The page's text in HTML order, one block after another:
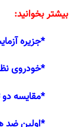
بیشتر بخوانید:
*جزیره
*خودروی
*مقایسه دو